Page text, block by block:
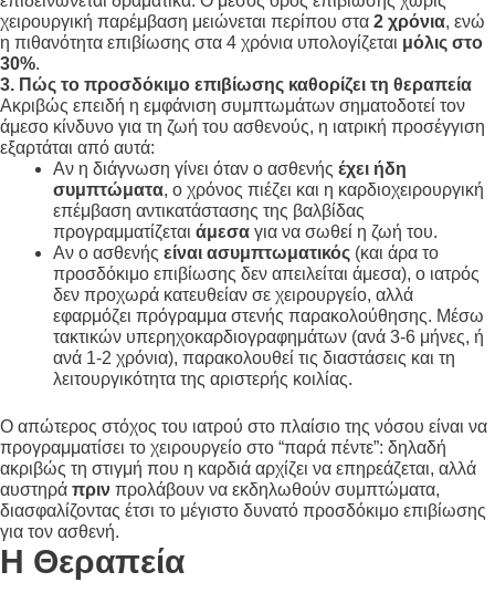
χειρουργική παρέμβαση μειώνεται περίπου στα 2 χρόνια, ενώ
η πιθανότητα επιβίωσης στα 4 χρόνια υπολογίζεται μόλις στο
30%.
3. Πώς το προσδόκιμο επιβίωσης καθορίζει τη θεραπεία
Ακριβώς επειδή η εμφάνιση συμπτωμάτων σηματοδοτεί τον
άμεσο κίνδυνο για τη ζωή του ασθενούς, η ιατρική προσέγγιση
εξαρτάται από αυτά:
Αν η διάγνωση γίνει όταν ο ασθενής έχει ήδη
συμπτώματα, ο χρόνος πιέζει και η καρδιοχειρουργική
επέμβαση αντικατάστασης της βαλβίδας
προγραμματίζεται άμεσα για να σωθεί η ζωή του.
Αν ο ασθενής είναι ασυμπτωματικός (και άρα το
προσδόκιμο επιβίωσης δεν απειλείται άμεσα), ο ιατρός
δεν προχωρά κατευθείαν σε χειρουργείο, αλλά
εφαρμόζει πρόγραμμα στενής παρακολούθησης. Μέσω
τακτικών υπερηχοκαρδιογραφημάτων (ανά 3-6 μήνες, ή
ανά 1-2 χρόνια), παρακολουθεί τις διαστάσεις και τη
λειτουργικότητα της αριστερής κοιλίας.
Ο απώτερος στόχος του ιατρού στο πλαίσιο της νόσου είναι να
προγραμματίσει το χειρουργείο στο “παρά πέντε”: δηλαδή
ακριβώς τη στιγμή που η καρδιά αρχίζει να επηρεάζεται, αλλά
αυστηρά πριν προλάβουν να εκδηλωθούν συμπτώματα,
διασφαλίζοντας έτσι το μέγιστο δυνατό προσδόκιμο επιβίωσης
για τον ασθενή.
Η Θεραπεία